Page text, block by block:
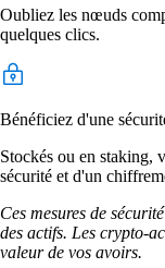
Oubliez les nœuds
quelques clics.
Bénéficiez d'une
Stockés ou en staking,
sécurité et d'un
Ces mesures de
des actifs. Les crypto-
valeur de vos avoirs.